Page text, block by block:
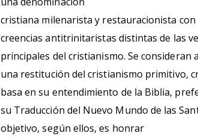
cristiana milenarista y restauracionista con
creencias antitrinitaristas distintas de las
principales del cristianismo.​ Se consideran
una restitución del cristianismo primitivo,
basa en su entendimiento de la Biblia,
su Traducción del Nuevo Mundo de las
objetivo, según ellos, es honrar